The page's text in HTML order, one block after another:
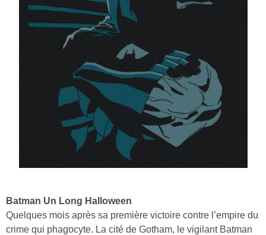
Batman Un Long Halloween
Quelques mois après sa première victoire contre l’empire du
crime qui phagocyte. La cité de Gotham, le vigilant Batman